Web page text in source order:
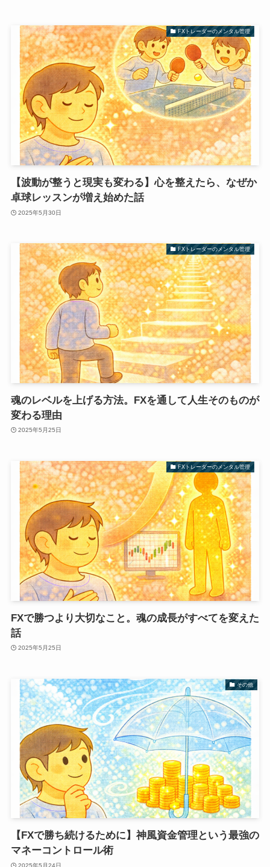
FXトレーダーのメンタル管理
【波動が整うと現実も変わる】心を整えたら、なぜか
卓球レッスンが増え始めた話
2025年5月30日
FXトレーダーのメンタル管理
魂のレベルを上げる方法。FXを通して人生そのものが
変わる理由
2025年5月25日
FXトレーダーのメンタル管理
FXで勝つより大切なこと。魂の成長がすべてを変えた
話
2025年5月25日
その他
【FXで勝ち続けるために】神風資金管理という最強の
マネーコントロール術
2025年5月24日